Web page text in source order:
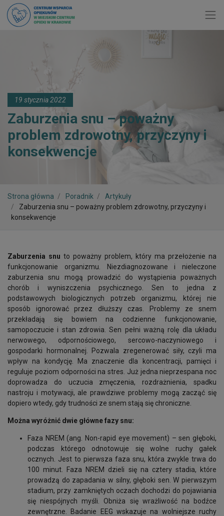
19 stycznia 2022
Zaburzenia snu – poważny
problem zdrowotny, przyczyny i
konsekwencje
Strona główna Poradnik
Artykuły
Zaburzenia snu – poważny problem zdrowotny, przyczyny i
konsekwencje
Zaburzenia snu to poważny problem, który ma przełożenie na
funkcjonowanie organizmu. Niezdiagnozowane i nieleczone
zaburzenia snu mogą prowadzić do wystąpienia poważnych
chorób i wyniszczenia psychicznego. Sen to jedna z
podstawowych biologicznych potrzeb organizmu, której nie
sposób ignorować przez dłuższy czas. Problemy ze snem
przekładają się bowiem na codzienne funkcjonowanie,
samopoczucie i stan zdrowia. Sen pełni ważną rolę dla układu
nerwowego, odpornościowego, sercowo-naczyniowego i
gospodarki hormonalnej. Pozwala zregenerować siły, czyli ma
wpływ na kondycję. Ma znaczenie dla koncentracji, pamięci i
reguluje poziom odporności na stres. Już jedna nieprzespana noc
doprowadza do uczucia zmęczenia, rozdrażnienia, spadku
nastroju i motywacji, ale prawdziwe problemy mogą zacząć się
dopiero wtedy, gdy trudności ze snem stają się chroniczne.
Można wyróżnić dwie główne fazy snu:
Faza NREM (ang. Non-rapid eye movement) – sen głęboki,
podczas którego odnotowuje się wolne ruchy gałek
ocznych. Jest to pierwsza faza snu, która zwykle trwa do
100 minut. Faza NREM dzieli się na cztery stadia, które
prowadzą do zapadania w silny, głęboki sen. W pierwszym
stadium, przy zamkniętych oczach dochodzi do pojawiania
się niespójnych myśli. Obniża się wrażliwość na bodźce
zewnętrzne. Badanie EEG wskazuje na wolniejsze ruchy